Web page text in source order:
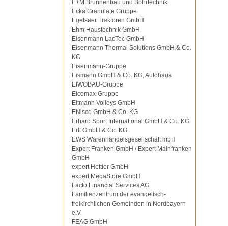
E+M Brunnenbau und Bohrtechnik
Ecka Granulate Gruppe
Egelseer Traktoren GmbH
Ehm Haustechnik GmbH
Eisenmann LacTec GmbH
Eisenmann Thermal Solutions GmbH & Co.
KG
Eisenmann-Gruppe
Eismann GmbH & Co. KG, Autohaus
EIWOBAU-Gruppe
Elcomax-Gruppe
Eltmann Volleys GmbH
ENisco GmbH & Co. KG
Erhard Sport International GmbH & Co. KG
Ertl GmbH & Co. KG
EWS Warenhandelsgesellschaft mbH
Expert Franken GmbH / Expert Mainfranken
GmbH
expert Hettler GmbH
expert MegaStore GmbH
Facto Financial Services AG
Familienzentrum der evangelisch-
freikirchlichen Gemeinden in Nordbayern
e.V.
FEAG GmbH